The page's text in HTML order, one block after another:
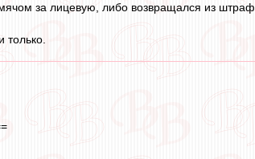
за лицевую, либо возвращался из